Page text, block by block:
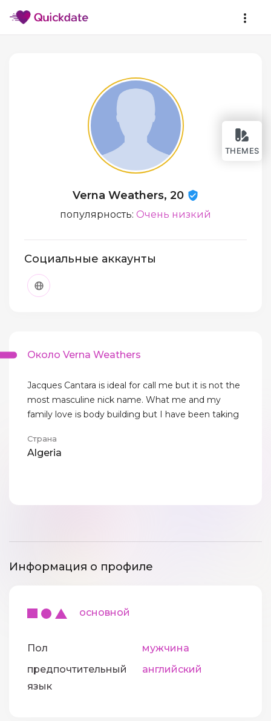
THEMES
Verna Weathers, 20
популярность: Очень низкий
Социальные аккаунты
Около Verna Weathers
Jacques Cantara is ideal for call me but it is not the
most masculine nick name. What me and my
family love is body building but I have been taking
Страна
Algeria
Информация о профиле
основной
Пол
мужчина
предпочтительный
язык
английский